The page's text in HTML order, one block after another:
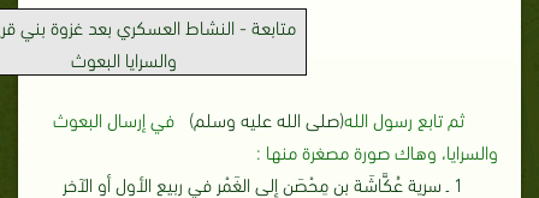
النشاط العسكري بعد غزوة بني -متابعة
البعوث والسرايا
ثم تابع رسول الله(صلى الله عليه وسلم) في إرسال البعوث
والسرايا، وهاك صورة مصغرة منها‏ :‏
1 ـ سرية عُكَّاشَة بن مِحْصَن إلى الغَمْر في ربيع الأول أو الآخر